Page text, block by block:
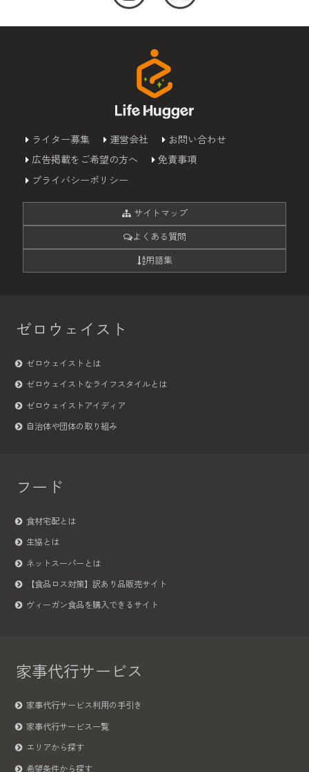
ライター募集 運営会社
お問い合わせ
広告掲載をご希望の方へ
免責事項
プライバシーポリシー
サイトマップ
よくある質問
用語集
ゼロウェイスト
ゼロウェイストとは
ゼロウェイストなライフスタイルとは
ゼロウェイストアイディア
自治体や団体の取り組み
フード
食材宅配とは
生協とは
ネットスーパーとは
【食品ロス対策】訳あり品販売サイト
ヴィーガン食品を購入できるサイト
家事代行サービス
家事代行サービス利用の手引き
家事代行サービス一覧
エリアから探す
希望条件から探す